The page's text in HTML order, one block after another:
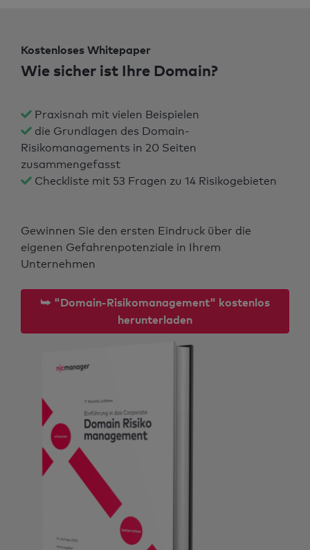
Kostenloses Whitepaper
Wie sicher ist Ihre Domain?
Praxisnah mit vielen Beispielen
die Grundlagen des Domain-
Risikomanagements in 20 Seiten
zusammengefasst
Checkliste mit 53 Fragen zu 14 Risikogebieten
Gewinnen Sie den ersten Eindruck über die
eigenen Gefahrenpotenziale in Ihrem
Unternehmen
⮩ "Domain-Risikomanagement" kostenlos
herunterladen